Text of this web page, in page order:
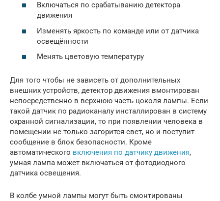
Включаться по срабатыванию детектора
движения
Изменять яркость по команде или от датчика
освещённости
Менять цветовую температуру
Для того чтобы не зависеть от дополнительных
внешних устройств, детектор движения вмонтирован
непосредственно в верхнюю часть цоколя лампы. Если
такой датчик по радиоканалу инсталлирован в систему
охранной сигнализации, то при появлении человека в
помещении не только загорится свет, но и поступит
сообщение в блок безопасности. Кроме
автоматического включения по датчику движения,
умная лампа может включаться от фотодиодного
датчика освещения.
В колбе умной лампы могут быть смонтированы